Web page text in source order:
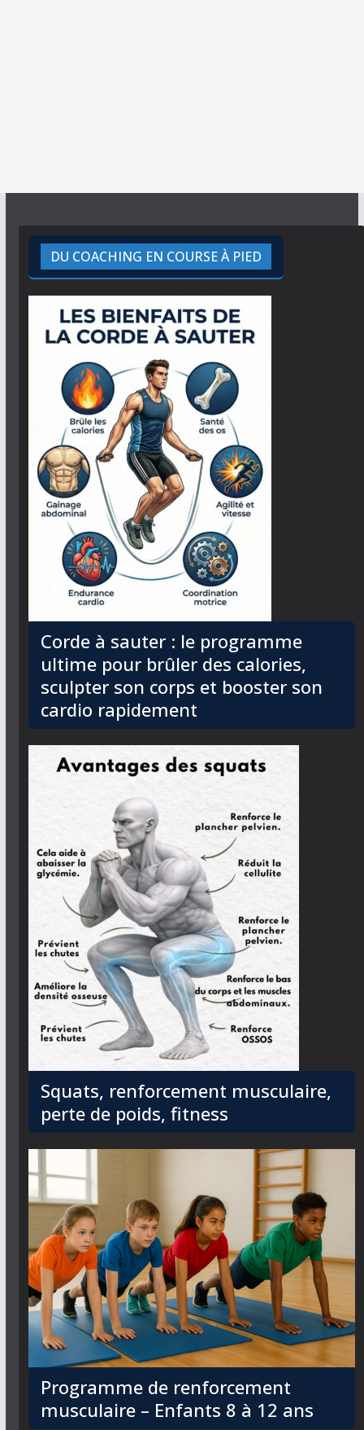
DU COACHING EN COURSE À PIED
Corde à sauter : le programme
ultime pour brûler des calories,
sculpter son corps et booster son
cardio rapidement
Squats, renforcement musculaire,
perte de poids, fitness
Programme de renforcement
musculaire – Enfants 8 à 12 ans